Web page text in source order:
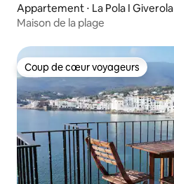
Appartement ⋅ La Pola I Giverola
Maison de la plage
Coup de cœur voyageurs
Coup de cœur voyageurs